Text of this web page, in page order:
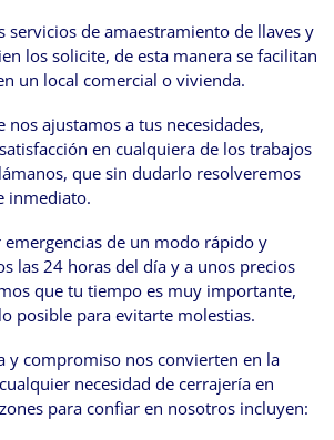
servicios de amaestramiento de llaves y
los solicite, de esta manera se facilitan
un local comercial o vivienda.
ajustamos a tus necesidades,
en cualquiera de los trabajos
que sin dudarlo resolveremos
inmediato.
emergencias de un modo rápido y
las 24 horas del día y a unos precios
que tu tiempo es muy importante,
posible para evitarte molestias.
y compromiso nos convierten en la
necesidad de cerrajería en
para confiar en nosotros incluyen: